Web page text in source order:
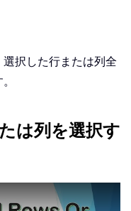
択した行または列全
は列を選択す